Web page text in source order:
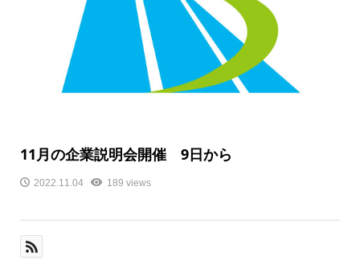
11月の企業説明会開催 9日から
2022.11.04 189 views